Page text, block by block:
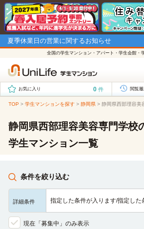
夏季休業日の営業に関するお知らせ
全国の学生マンション・アパート・学生会館・
お気に入り 0 件 閲覧
TOP > 学生マンションを探す > 静岡県 > 静岡県西部理容美
静岡県西部理容美容専門学校
学生マンション一覧
条件を絞り込む
詳細条件 指定した条件が入ります/指定した
現在「募集中」のみ表示